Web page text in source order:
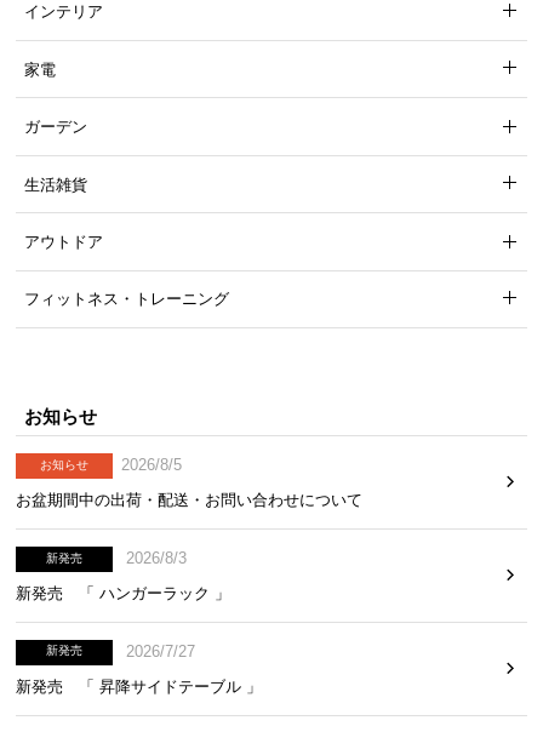
インテリア
家電
ガーデン
生活雑貨
アウトドア
フィットネス・トレーニング
お知らせ
お知らせ
2026/8/5
お盆期間中の出荷・配送・お問い合わせについて
新発売
2026/8/3
新発売 「 ハンガーラック 」
新発売
2026/7/27
新発売 「 昇降サイドテーブル 」